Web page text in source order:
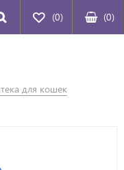
(0) (0)
для кошек